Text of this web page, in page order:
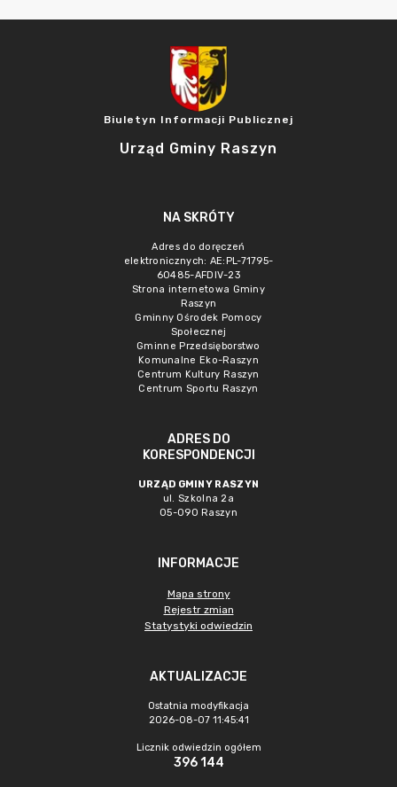
Biuletyn Informacji Publicznej
Urząd Gminy Raszyn
NA SKRÓTY
Adres do doręczeń
elektronicznych: AE:PL-71795-
60485-AFDIV-23
Strona internetowa Gminy
Raszyn
Gminny Ośrodek Pomocy
Społecznej
Gminne Przedsięborstwo
Komunalne Eko-Raszyn
Centrum Kultury Raszyn
Centrum Sportu Raszyn
ADRES DO
KORESPONDENCJI
URZĄD GMINY RASZYN
ul. Szkolna 2a
05-090 Raszyn
INFORMACJE
Mapa strony
Rejestr zmian
Statystyki odwiedzin
AKTUALIZACJE
Ostatnia modyfikacja
2026-08-07 11:45:41
Licznik odwiedzin ogółem
396 144